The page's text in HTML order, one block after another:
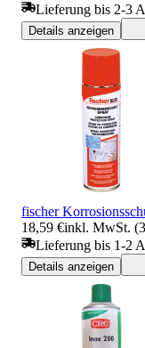
Lieferung bis 2-3
Details anzeigen
fischer
18,59 €inkl. MwSt.
Lieferung bis 1-2
Details anzeigen